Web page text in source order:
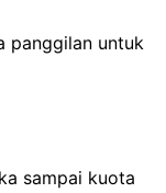
panggilan untuk
sampai kuota